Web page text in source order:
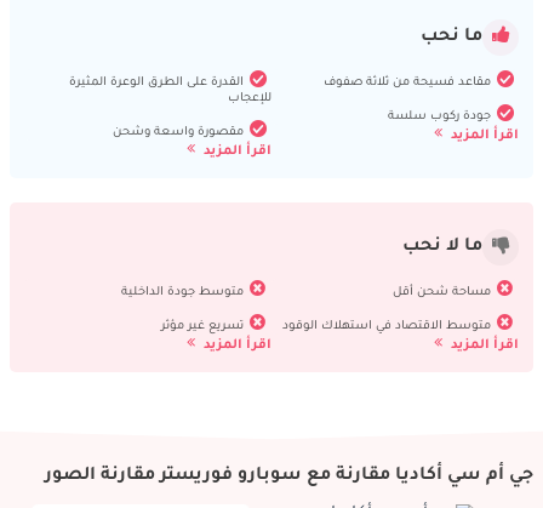
ما نحب
مقاعد فسيحة من ثلاثة صفوف
جودة ركوب سلسة
اقرأ المزيد
القدرة على الطرق الوعرة المثيرة
للإعجاب
مقصورة واسعة وشحن
اقرأ المزيد
ما لا نحب
مساحة شحن أقل
متوسط ​​الاقتصاد في استهلاك الوقود
اقرأ المزيد
متوسط ​​جودة الداخلية
تسريع غير مؤثر
اقرأ المزيد
جي أم سي أكاديا مقارنة مع سوبارو فوريستر مقارنة الصور